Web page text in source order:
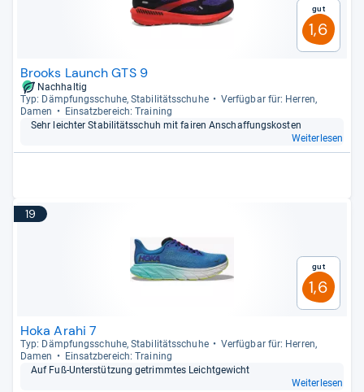
Gut
1,6
Brooks Launch GTS 9
Nachhaltig
Typ: Dämp­fungs­schuhe, Sta­bi­li­täts­schuhe
Ver­füg­bar für: Her­ren,
Damen
Ein­satz­be­reich: Trai­ning
Sehr leich­ter Sta­bi­li­täts­schuh mit fai­ren Anschaf­fungs­kos­ten
Weiterlesen
19
Gut
1,6
Hoka Arahi 7
Typ: Dämp­fungs­schuhe, Sta­bi­li­täts­schuhe
Ver­füg­bar für: Her­ren,
Damen
Ein­satz­be­reich: Trai­ning
Auf Fuß-​Unter­stüt­zung getrimm­tes Leicht­ge­wicht
Weiterlesen